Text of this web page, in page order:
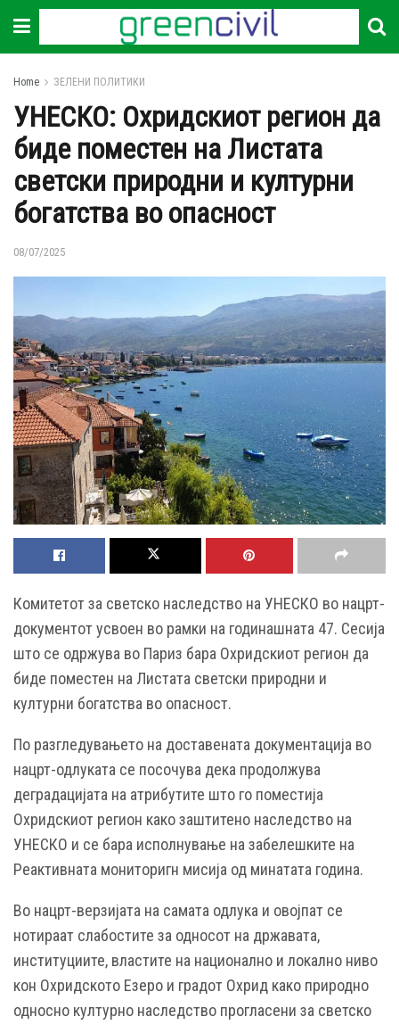
Home ЗЕЛЕНИ ПОЛИТИКИ
УНЕСКО: Охридскиот регион да
биде поместен на Листата
светски природни и културни
богатства во опасност
08/07/2025
Комитетот за светско наследство на УНЕСКО во нацрт-
документот усвоен во рамки на годинашната 47. Сесија
што се одржува во Париз бара Охридскиот регион да
биде поместен на Листата светски природни и
културни богатства во опасност.
По разгледувањето на доставената документација во
нацрт-одлуката се посочува дека продолжува
деградацијата на атрибутите што го поместија
Охридскиот регион како заштитено наследство на
УНЕСКО и се бара исполнување на забелешките на
Реактивната мониторигн мисија од минатата година.
Во нацрт-верзијата на самата одлука и овојпат се
нотираат слабостите за односот на државата,
институциите, властите на национално и локално ниво
кон Охридското Езеро и градот Охрид како природно
односно културно наследство прогласени за светско